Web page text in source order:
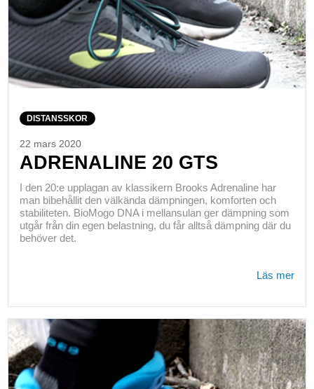
DISTANSSKOR
22 mars 2020
ADRENALINE 20 GTS
I den 20:e upplagan av klassikern Brooks Adrenaline har
man bibehållit den välkända dämpningen, komforten och
stabiliteten. BioMogo DNA i mellansulan ger dämpning som
utgår från din egen belastning, du får alltså dämpning där du
behöver det.
Läs mer